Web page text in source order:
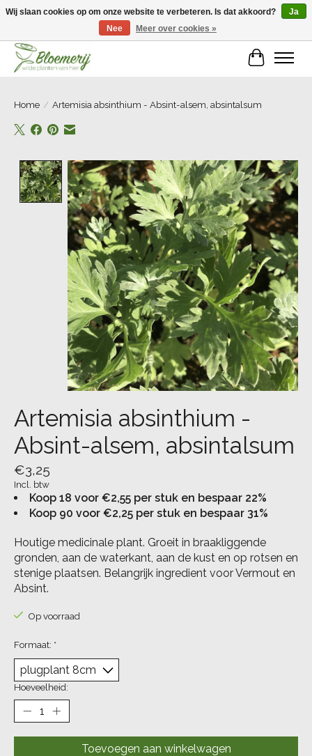
Home / Artemisia absinthium - Absint-alsem, absintalsum
Product image slideshow Items
Artemisia absinthium -
Absint-alsem, absintalsum
€3,25
Incl. btw
Koop 18 voor €2,55 per stuk en bespaar 22%
Koop 90 voor €2,25 per stuk en bespaar 31%
Houtige medicinale plant. Groeit in braakliggende
gronden, aan de waterkant, aan de kust en op rotsen en
stenige plaatsen. Belangrijk ingredient voor Vermout en
Absint.
Op voorraad
Formaat: *
Hoeveelheid:
Toevoegen aan winkelwagen
Wij slaan cookies op om onze website te verbeteren. Is dat akkoord?
Ja
Nee
Meer over cookies »